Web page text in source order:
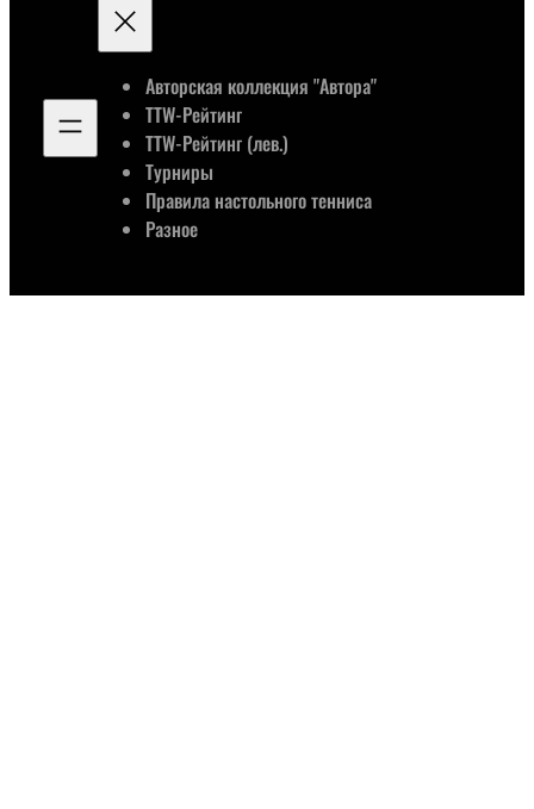
Авторская коллекция "Автора"
TTW-Рейтинг
TTW-Рейтинг (лев.)
Турниры
Правила настольного тенниса
Разное